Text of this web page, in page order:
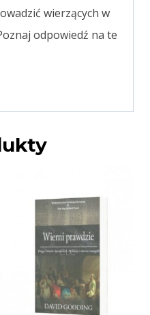
wierzących w
odpowiedź na te